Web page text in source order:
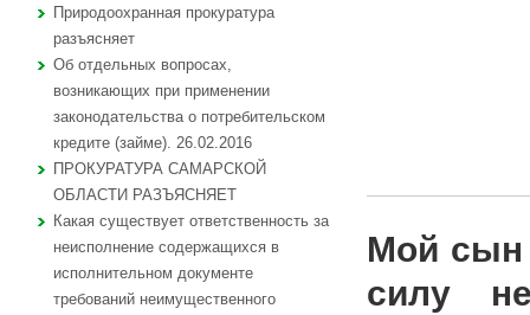
Природоохранная прокуратура
разъясняет
Об отдельных вопросах,
возникающих при применении
законодательства о потребительском
кредите (займе). 26.02.2016
ПРОКУРАТУРА САМАРСКОЙ
ОБЛАСТИ РАЗЪЯСНЯЕТ
Какая существует ответственность за
неисполнение содержащихся в
исполнительном документе
требований неимущественного
Мой сын
силу